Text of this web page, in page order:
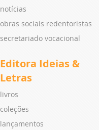
notícias
obras sociais redentoristas
secretariado vocacional
Editora Ideias &
Letras
livros
coleções
lançamentos